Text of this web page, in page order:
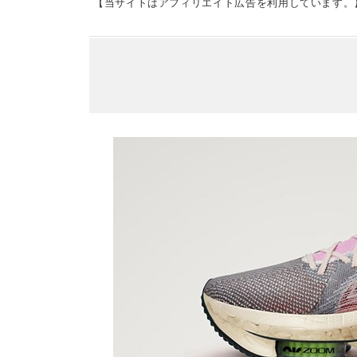
【当サイトはアフィリエイト広告を利用しています。